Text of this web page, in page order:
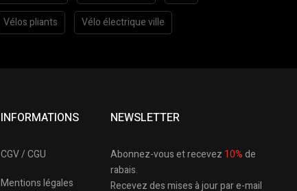
Vélos pliants Vélo électrique ville
INFORMATIONS
CGV / CGU
Mentions légales
NEWSLETTER
Abonnez-vous et recevez 10%de
rabais.
Recevez des mises à jour par e-mail